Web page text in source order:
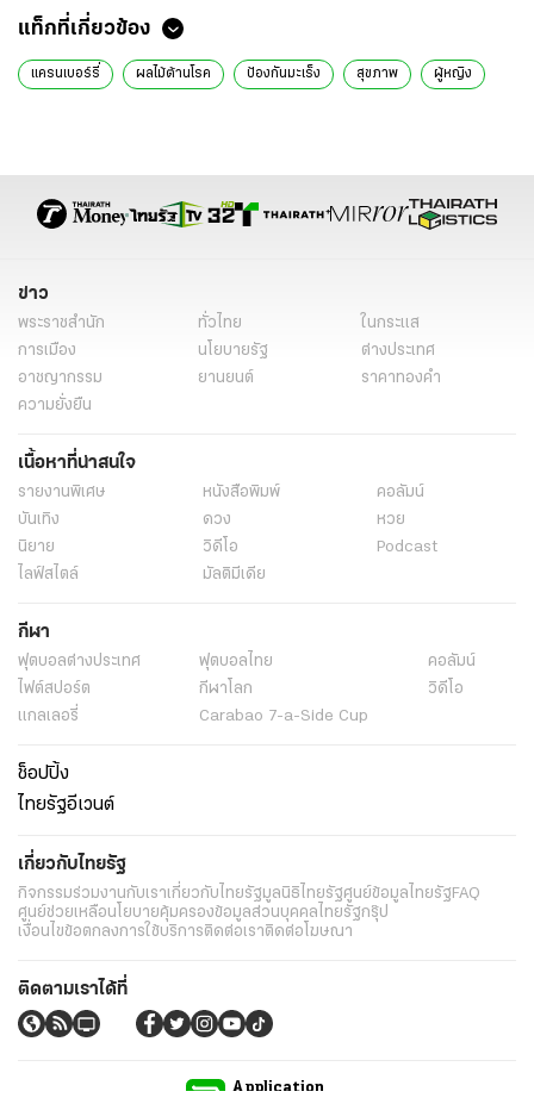
แท็กที่เกี่ยวข้อง
แครนเบอร์รี่ ผลไม้ต้านโรค ป้องกันมะเร็ง สุขภาพ ผู้หญิง
ข่าว
พระราชสำนัก ทั่วไทย
ในกระแส
การเมือง
นโยบายรัฐ
ต่างประเทศ
อาชญากรรม
ยานยนต์
ราคาทองคำ
ความยั่งยืน
เนื้อหาที่น่าสนใจ
รายงานพิเศษ หนังสือพิมพ์
คอลัมน์
บันเทิง
ดวง
หวย
นิยาย
วิดีโอ
Podcast
ไลฟ์สไตล์
มัลติมีเดีย
กีฬา
ฟุตบอลต่่างประเทศ ฟุตบอลไทย
คอลัมน์
ไฟต์สปอร์ต
กีฬาโลก
วิดีโอ
แกลเลอรี่
Carabao 7-a-Side Cup
ช็อปปิ้ง
ไทยรัฐอีเวนต์
เกี่ยวกับไทยรัฐ
กิจกรรมร่วมงานกับเราเกี่ยวกับไทยรัฐมูลนิธิไทยรัฐศูนย์ข้อมูลไทยรัฐFAQ
ศูนย์ช่วยเหลือนโยบายคุ้มครองข้อมูลส่วนบุคคลไทยรัฐกรุ๊ป
เงื่อนไขข้อตกลงการใช้บริการติดต่อเราติดต่อโฆษณา
ติดตามเราได้ที่
Application